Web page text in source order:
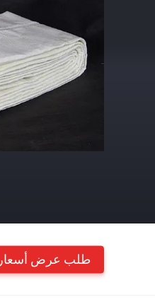
طلب عرض أسعار